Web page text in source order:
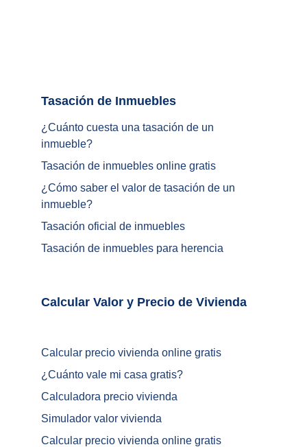
¿Cuánto cuesta una tasación de un
inmueble?
Tasación de inmuebles online gratis
¿ Cómo saber el valor de tasación de un
inmueble?
Tasación oficial de inmuebles
Tasación de inmuebles para herencia
Calcular precio vivienda online gratis
¿ Cuánto vale mi casa gratis?
Calculadora precio vivienda
Simulador valor vivienda
Calcular precio vivienda online gratis